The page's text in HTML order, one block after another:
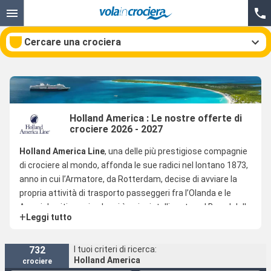
Cercare una crociera
Mesi di partenza
Porti Compagnie
Ricerca
Holland America : Le nostre offerte di
crociere 2026 - 2027
Holland America Line, una delle più prestigiose compagnie
di crociere al mondo, affonda le sue radici nel lontano 1873,
anno in cui l’Armatore, da Rotterdam, decise di avviare la
propria attività di trasporto passeggeri fra l’Olanda e le
Americhe, itinerario che si è poi cristallizzato nel Brand della
compagnia di navigazione, grazie alle gloriose traversate
mitici Transatlantici.
+ Leggi tutto
732
crociere
I tuoi criteri di ricerca:
Holland America